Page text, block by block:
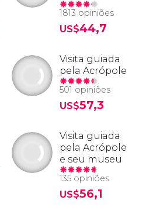
1813 opiniões
US$44,7
Visita guiada
pela Acrópole
501 opiniões
US$57,3
Visita guiada
pela Acrópole
e seu museu
135 opiniões
US$56,1